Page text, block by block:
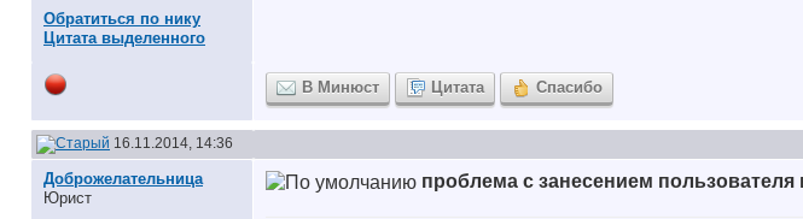
Обратиться по нику
Цитата выделенного
В Минюст Цитата Спасибо
16.11.2014, 14:36
Доброжелательница
Юрист
проблема с занесением